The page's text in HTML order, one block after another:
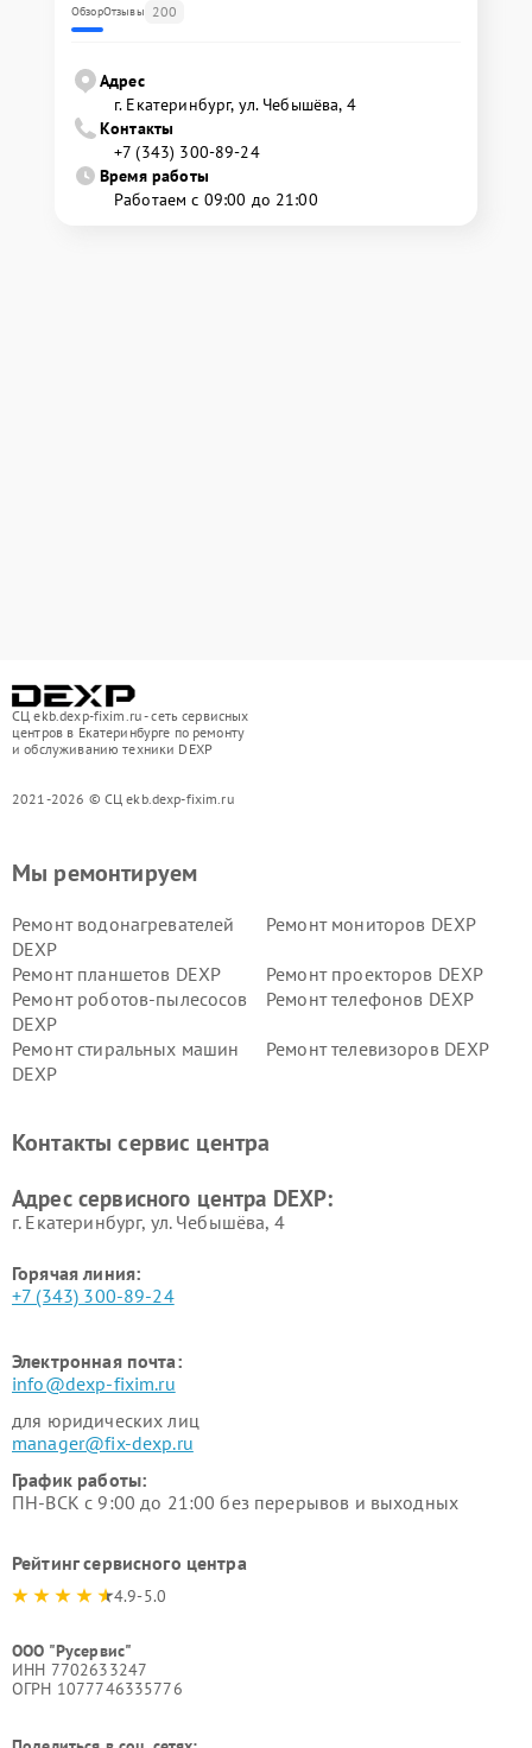
ОбзорОтзывы 200
Адрес
г. Екатеринбург, ул. Чебышёва, 4
Контакты
+7 (343) 300-89-24
Время работы
Работаем с 09:00 до 21:00
СЦ ekb.dexp-fixim.ru - сеть сервисных
центров в Екатеринбурге по ремонту
и обслуживанию техники DEXP
2021-2026 © СЦ ekb.dexp-fixim.ru
Мы ремонтируем
Ремонт водонагревателей
DEXP
Ремонт мониторов DEXP
Ремонт планшетов DEXP
Ремонт проекторов DEXP
Ремонт роботов-пылесосов
DEXP
Ремонт телефонов DEXP
Ремонт стиральных машин
DEXP
Ремонт телевизоров DEXP
Ремонт серверов DEXP
Ремонт мини пк DEXP
Контакты сервис центра
Адрес сервисного центра DEXP:
г. Екатеринбург, ул. Чебышёва, 4
Горячая линия:
+7 (343) 300-89-24
Электронная почта:
info@dexp-fixim.ru
для юридических лиц
manager@fix-dexp.ru
График работы:
ПН-ВСК с 9:00 до 21:00 без перерывов и выходных
Рейтинг сервисного центра
4.9-5.0
ООО "Русервис"
ИНН 7702633247
ОГРН 1077746335776